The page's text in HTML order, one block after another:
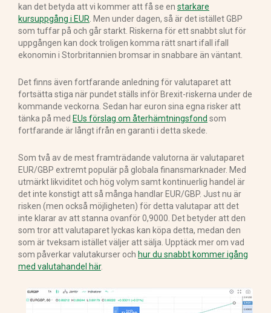
kan det betyda att vi kommer att få se en starkare
kursuppgång i EUR . Men under dagen, så är det istället GBP
som tuffar på och går starkt. Riskerna för ett snabbt slut för
uppgången kan dock troligen komma rätt snart ifall ifall
ekonomin i Storbritannien bromsar in snabbare än väntant.
Det finns även fortfarande anledning för valutaparet att
fortsätta stiga när pundet ställs inför Brexit-riskerna under de
kommande veckorna. Sedan har euron sina egna risker att
tänka på med EUs förslag om återhämtningsfond som
fortfarande är långt ifrån en garanti i detta skede.
Som två av de mest framträdande valutorna är valutaparet
EUR/GBP extremt populär på globala finansmarknader. Med
utmärkt likviditet och hög volym samt kontinuerlig handel är
det inte konstigt att så många handlar EUR/GBP. Just nu är
risken (men också möjligheten) för detta valutapar att det
inte klarar av att stanna ovanför 0,9000. Det betyder att den
som tror att valutaparet lyckas kan köpa detta, medan den
som är tveksam istället väljer att sälja. Upptäck mer om vad
som påverkar valutakurser och hur du snabbt kommer igång
med valutahandel här.